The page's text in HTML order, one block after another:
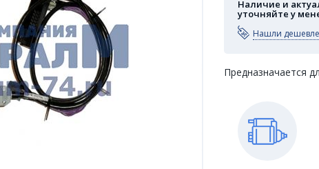
Наличие и
уточняйте у
Нашли
Предназначается